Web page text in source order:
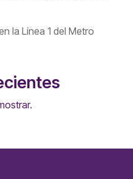
la Línea 1 del Metro